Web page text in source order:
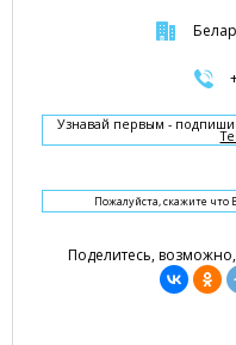
Узнавай первым -
Пожалуйста, скажите что
Поделитесь,